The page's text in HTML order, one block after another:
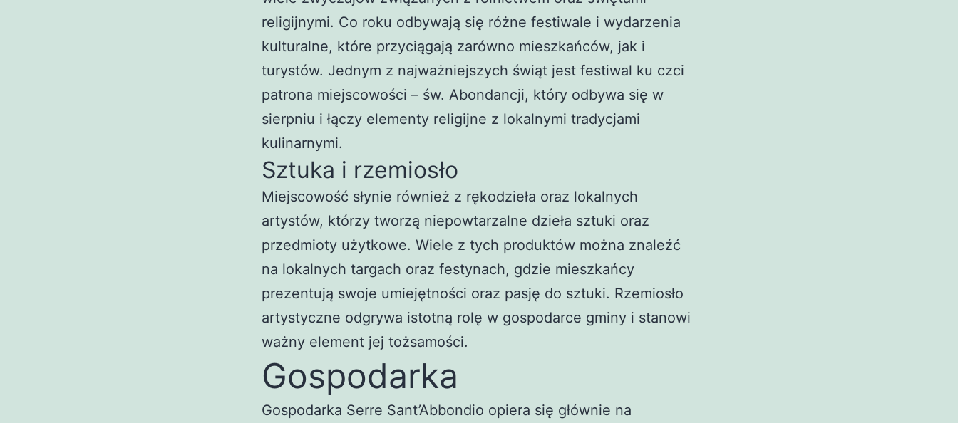
religijnymi. Co roku odbywają się różne festiwale i wydarzenia
kulturalne, które przyciągają zarówno mieszkańców, jak i
turystów. Jednym z najważniejszych świąt jest festiwal ku czci
patrona miejscowości – św. Abondancji, który odbywa się w
sierpniu i łączy elementy religijne z lokalnymi tradycjami
kulinarnymi.
Sztuka i rzemiosło
Miejscowość słynie również z rękodzieła oraz lokalnych
artystów, którzy tworzą niepowtarzalne dzieła sztuki oraz
przedmioty użytkowe. Wiele z tych produktów można znaleźć
na lokalnych targach oraz festynach, gdzie mieszkańcy
prezentują swoje umiejętności oraz pasję do sztuki. Rzemiosło
artystyczne odgrywa istotną rolę w gospodarce gminy i stanowi
ważny element jej tożsamości.
Gospodarka
Gospodarka Serre Sant’Abbondio opiera się głównie na